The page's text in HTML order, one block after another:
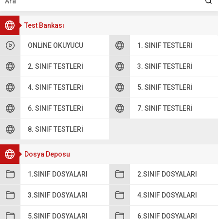
Test Bankası
ONLINE OKUYUCU 1. SINIF TESTLERI
2. SINIF TESTLERI 3. SINIF TESTLERI
4. SINIF TESTLERI 5. SINIF TESTLERI
6. SINIF TESTLERI 7. SINIF TESTLERI
8. SINIF TESTLERI
Dosya Deposu
1.SINIF DOSYALARI 2.SINIF DOSYALARI
3.SINIF DOSYALARI 4.SINIF DOSYALARI
5.SINIF DOSYALARI 6.SINIF DOSYALARI